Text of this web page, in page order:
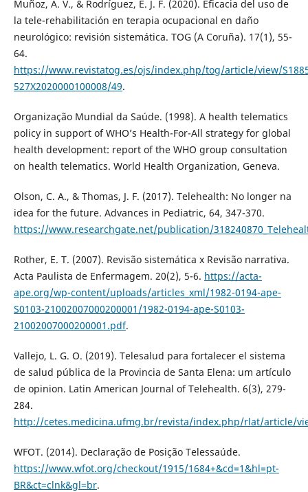
Muñoz, A. V., & Rodríguez, E. J. F. (2020). Eficacia del uso de
la tele-rehabilitación en terapia ocupacional en daño
neurológico: revisión sistemática. TOG (A Coruña). 17(1), 55-
64.
https://www.revistatog.es/ojs/index.php/tog/article/view/
527X2020000100008/49.
Organização Mundial da Saúde. (1998). A health telematics
policy in support of WHO’s Health-For-All strategy for global
health development: report of the WHO group consultation
on health telematics. World Health Organization, Geneva.
Olson, C. A., & Thomas, J. F. (2017). Telehealth: No longer na
idea for the future. Advances in Pediatric, 64, 347-370.
https://www.researchgate.net/publication/
Rother, E. T. (2007). Revisão sistemática x Revisão narrativa.
Acta Paulista de Enfermagem. 20(2), 5-6. https://acta-
ape.org/wp-content/uploads/articles_xml/1982-0194-ape-
S0103-21002007000200001/1982-0194-ape-S0103-
21002007000200001.pdf.
Vallejo, L. G. O. (2019). Telesalud para fortalecer el sistema
de salud pública de la Provincia de Santa Elena: um artículo
de opinion. Latin American Journal of Telehealth. 6(3), 279-
284.
http://cetes.medicina.ufmg.br/revista/index.php/rlat/article/
WFOT. (2014). Declaração de Posição Telessaúde.
https://www.wfot.org/checkout/1915/1684+&cd=1&hl=pt-
BR&ct=clnk&gl=br.